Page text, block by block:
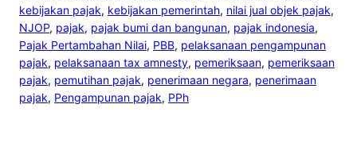
kebijakan pajak, kebijakan pemerintah, nilai jual objek pajak
NJOP, pajak, pajak bumi dan bangunan, pajak indonesia
Pajak Pertambahan Nilai, PBB, pelaksanaan pengampunan
pajak, pelaksanaan tax amnesty, pemeriksaan, pemeriksaan
pajak, pemutihan pajak, penerimaan negara, penerimaan
pajak, Pengampunan pajak, PPh